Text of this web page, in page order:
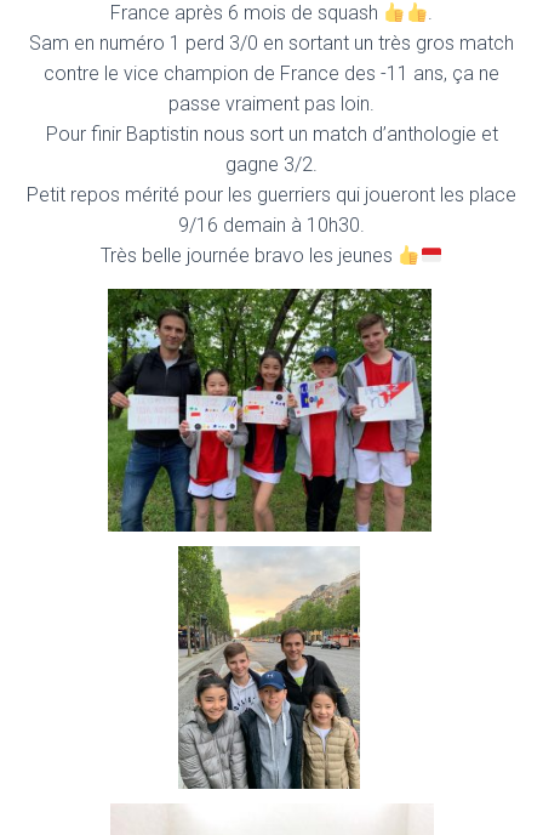
France après 6 mois de squash
.
Sam en numéro 1 perd 3/0 en sortant un très gros match
contre le vice champion de France des -11 ans, ça ne
passe vraiment pas loin.
Pour finir Baptistin nous sort un match d’anthologie et
gagne 3/2.
Petit repos mérité pour les guerriers qui joueront les place
9/16 demain à 10h30.
Très belle journée bravo les jeunes